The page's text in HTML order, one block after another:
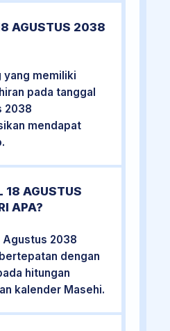
AGUSTUS 2038
yang memiliki
pada tanggal
2038
mendapat
.
18 AGUSTUS
APA?
Agustus 2038
dengan
hitungan
kalender Masehi.